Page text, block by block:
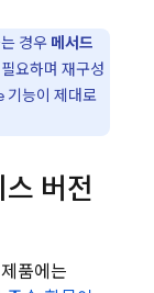
경우 메서드
요하며 재구성
기능이 제대로
버전
품에는